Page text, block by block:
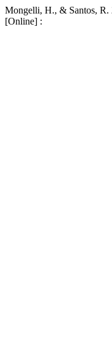
Mongelli, H., & Santos, R.
[Online] :